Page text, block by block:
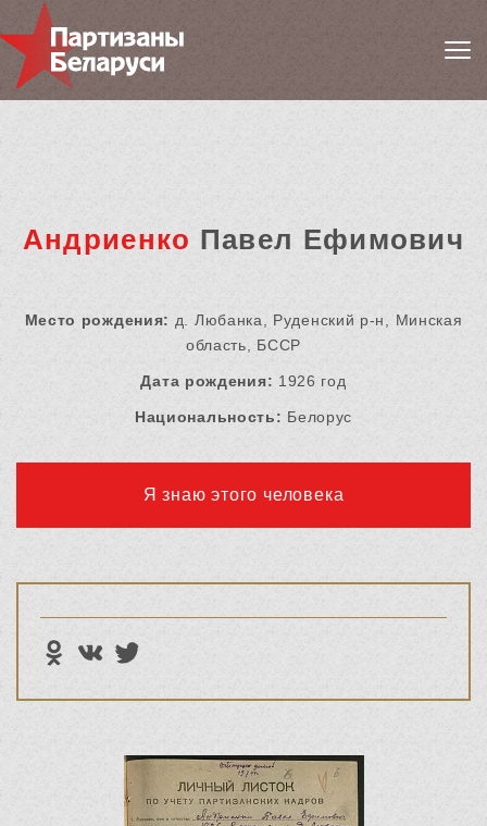
Андриенко Павел Ефимович
Место рождения: д. Любанка, Руденский р-н, Минская
область, БССР
Дата рождения: 1926 год
Национальность: Белорус
Я знаю этого человека